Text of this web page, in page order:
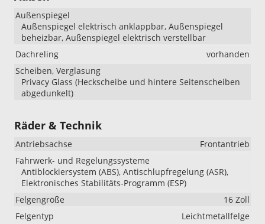
Außenspiegel
Außenspiegel elektrisch anklappbar, Außenspiegel
beheizbar, Außenspiegel elektrisch verstellbar
Dachreling
vorhanden
Scheiben, Verglasung
Privacy Glass (Heckscheibe und hintere Seitenscheiben
abgedunkelt)
Räder & Technik
Antriebsachse
Frontantrieb
Fahrwerk- und Regelungssysteme
Antiblockiersystem (ABS), Antischlupfregelung (ASR),
Elektronisches Stabilitäts-Programm (ESP)
Felgengröße
16 Zoll
Felgentyp
Leichtmetallfelge